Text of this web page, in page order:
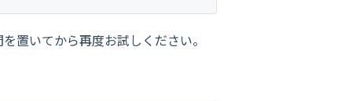
置いてから再度お試しください。